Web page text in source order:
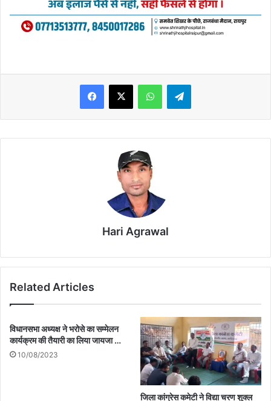
WhatsAppTelegram
Hari Agrawal
Related Articles
विधानसभा अध्यक्ष ने भरोसे का सम्मेलन
कार्यक्रम की तैयारी का लिया जायजा …
10/08/2023
जिला कांग्रेस कमेटी ने विद्या चरण शुक्ल